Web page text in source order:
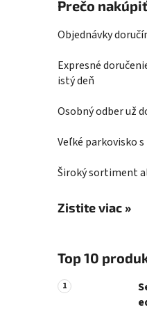
Prečo
Objednávky
Expresné
istý deň
Osobný odber už
Veľké parkovisko
Široký sortiment
Zistite viac »
Top 10